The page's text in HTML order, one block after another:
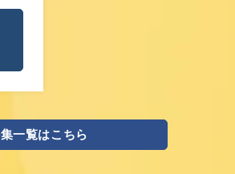
一覧はこちら